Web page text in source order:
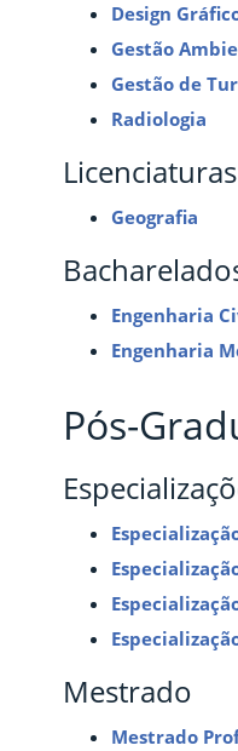
Design
Gestão
Gestão de
Radiologia
Licenciaturas
Geografia
Engenharia
Engenharia
Pós-
Mestrado
Mestrado